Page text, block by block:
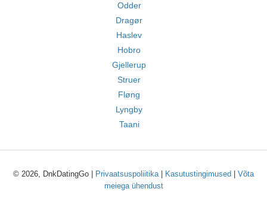
Odder
Dragør
Haslev
Hobro
Gjellerup
Struer
Fløng
Lyngby
Taani
© 2026, DnkDatingGo | Privaatsuspoliitika| Kasutustingimused
Võta
meiega ühendust